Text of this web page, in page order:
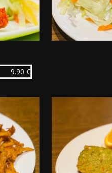
9.90 €